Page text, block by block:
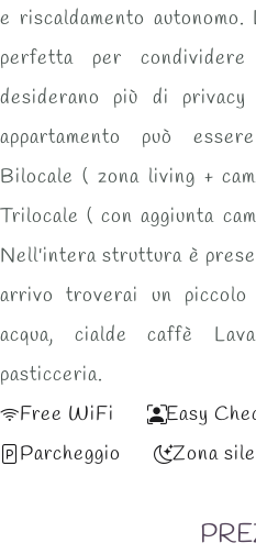
e riscaldamento
perfetta per
desiderano più di
appartamento può
Bilocale ( zona living +
Trilocale ( con aggiunta
Nell'intera struttura è
arrivo troverai un
acqua, cialde caffè
pasticceria.
Free WiFi
Easy
Parcheggio
Zona